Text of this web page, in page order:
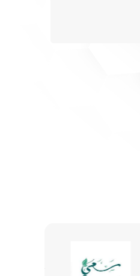
✦